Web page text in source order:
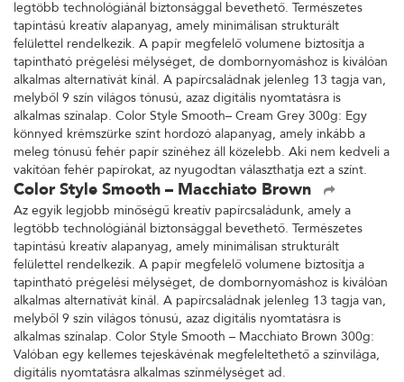
legtöbb technológiánál biztonsággal bevethető. Természetes
tapintású kreatív alapanyag, amely minimálisan strukturált
felülettel rendelkezik. A papír megfelelő volumene biztosítja a
tapintható prégelési mélységet, de dombornyomáshoz is kiválóan
alkalmas alternatívát kínál. A papírcsaládnak jelenleg 13 tagja van,
melyből 9 szín világos tónusú, azaz digitális nyomtatásra is
alkalmas színalap. Color Style Smooth– Cream Grey 300g: Egy
könnyed krémszürke színt hordozó alapanyag, amely inkább a
meleg tónusú fehér papír színéhez áll közelebb. Aki nem kedveli a
vakítóan fehér papírokat, az nyugodtan választhatja ezt a színt.
Color Style Smooth – Macchiato Brown
Az egyik legjobb minőségű kreatív papírcsaládunk, amely a
legtöbb technológiánál biztonsággal bevethető. Természetes
tapintású kreatív alapanyag, amely minimálisan strukturált
felülettel rendelkezik. A papír megfelelő volumene biztosítja a
tapintható prégelési mélységet, de dombornyomáshoz is kiválóan
alkalmas alternatívát kínál. A papírcsaládnak jelenleg 13 tagja van,
melyből 9 szín világos tónusú, azaz digitális nyomtatásra is
alkalmas színalap. Color Style Smooth – Macchiato Brown 300g:
Valóban egy kellemes tejeskávénak megfeleltethető a színvilága,
digitális nyomtatásra alkalmas színmélységet ad.